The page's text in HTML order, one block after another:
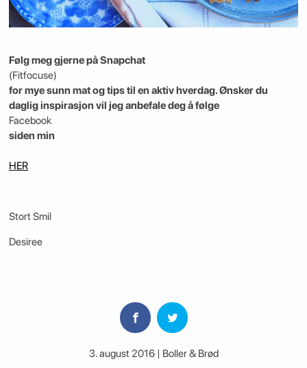
Følg meg gjerne på Snapchat
(Fitfocuse)
for mye sunn mat og tips til en aktiv hverdag. Ønsker du
daglig inspirasjon vil jeg anbefale deg å følge
Facebook
siden min
HER
Stort Smil
Desiree
3. august 2016 | Boller & Brød